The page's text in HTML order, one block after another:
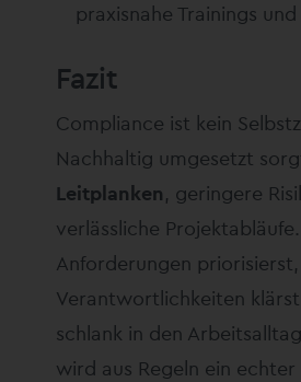
praxisnahe Trainings
Fazit
Compliance ist kein
Nachhaltig umgesetzt
Leitplanken, geringere
verlässliche
Anforderungen priorisierst,
Verantwortlichkeiten klärst
schlank in den
wird aus Regeln ein echter